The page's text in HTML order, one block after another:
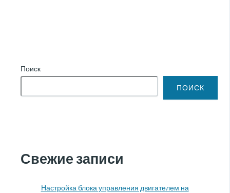
Поиск
ПОИСК
Свежие записи
Настройка блока управления двигателем на